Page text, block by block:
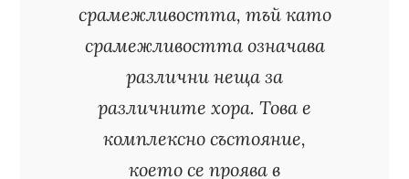
срамежливостта, тъй като
срамежливостта означава
различни неща за
различните хора. Това е
комплексно състояние,
което се проява в